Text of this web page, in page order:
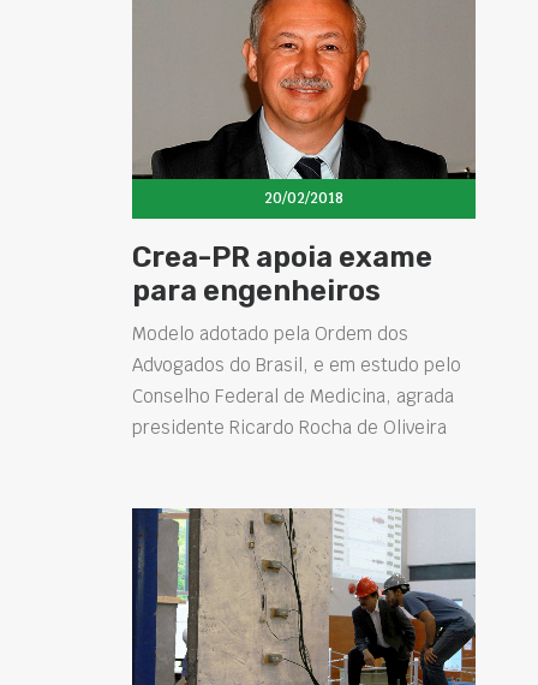
20/02/2018
Crea-PR apoia exame
para engenheiros
Modelo adotado pela Ordem dos
Advogados do Brasil, e em estudo pelo
Conselho Federal de Medicina, agrada
presidente Ricardo Rocha de Oliveira